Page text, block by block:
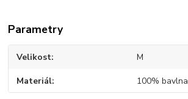
Parametry
Velikost M
Materiál 100% bavlna